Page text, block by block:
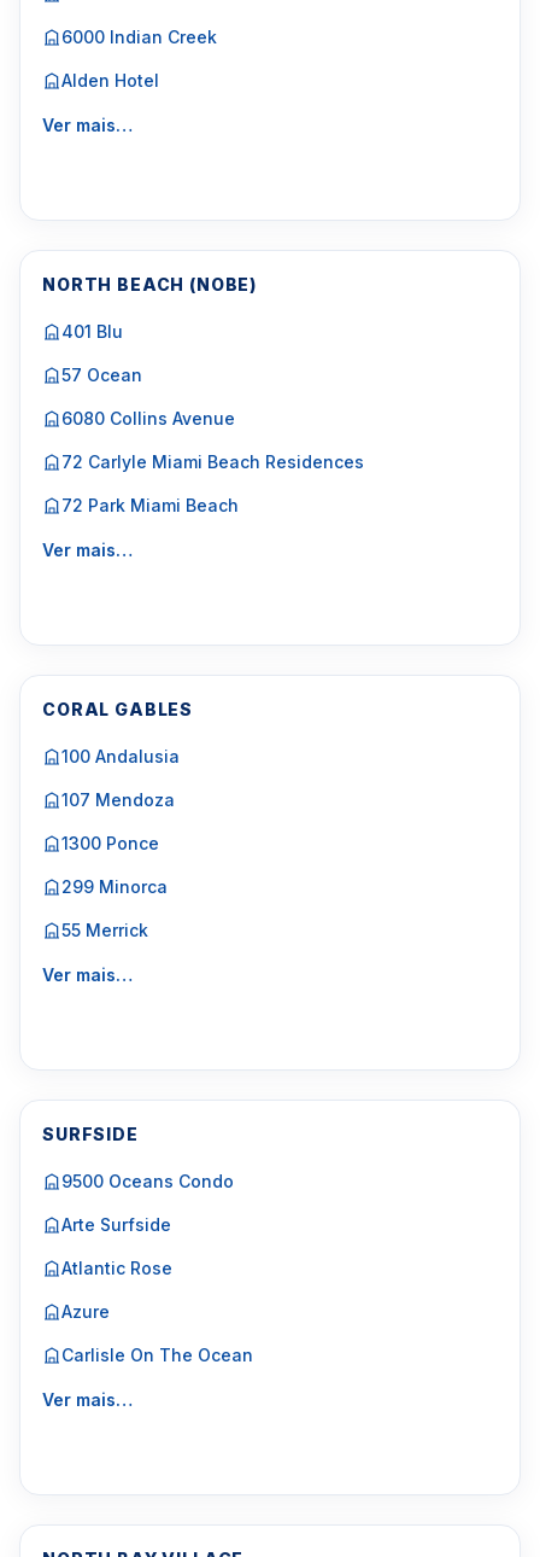
6000 Indian Creek
Alden Hotel
Ver mais…
NORTH BEACH (NOBE)
401 Blu
57 Ocean
6080 Collins Avenue
72 Carlyle Miami Beach Residences
72 Park Miami Beach
Ver mais…
CORAL GABLES
100 Andalusia
107 Mendoza
1300 Ponce
299 Minorca
55 Merrick
Ver mais…
SURFSIDE
9500 Oceans Condo
Arte Surfside
Atlantic Rose
Azure
Carlisle On The Ocean
Ver mais…